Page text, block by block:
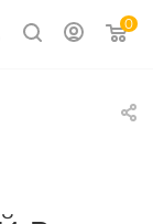
0